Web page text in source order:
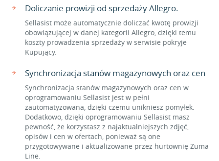
Doliczanie prowizji od sprzedaży Allegro.
Sellasist może automatycznie doliczać kwotę prowizji
obowiązującej w danej kategorii Allegro, dzięki temu
koszty prowadzenia sprzedaży w serwisie pokryje
Kupujący.
Synchronizacja stanów magazynowych oraz cen
Synchronizacja stanów magazynowych oraz cen w
oprogramowaniu Sellasist jest w pełni
zautomatyzowana, dzięki czemu unikniesz pomyłek.
Dodatkowo, dzięki oprogramowaniu Sellasist masz
pewność, że korzystasz z najaktualniejszych zdjęć,
opisów i cen w ofertach, ponieważ są one
przygotowywane i aktualizowane przez hurtownię Zuma
Line.